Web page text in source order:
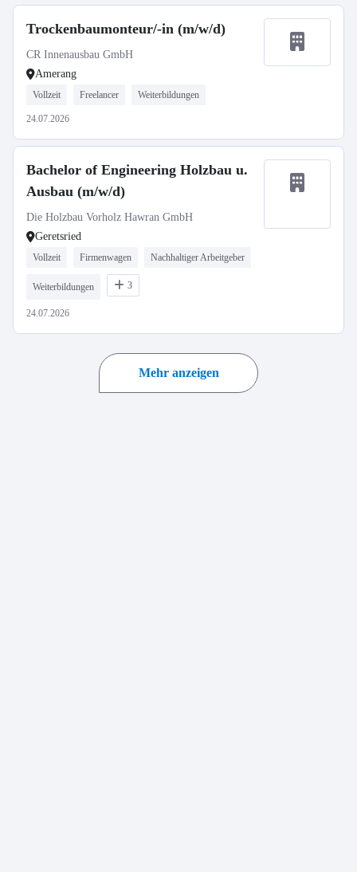
Trockenbaumonteur/-in (m/w/d)
CR Innenausbau GmbH
Amerang
Vollzeit Freelancer Weiterbildungen
24.07.2026
Bachelor of Engineering Holzbau u.
Ausbau (m/w/d)
Die Holzbau Vorholz Hawran GmbH
Geretsried
Vollzeit Firmenwagen Nachhaltiger Arbeitgeber
Weiterbildungen 3
24.07.2026
Mehr anzeigen